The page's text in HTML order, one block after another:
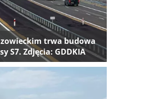
trwa budowa
S7. Zdjęcia: GDDKIA